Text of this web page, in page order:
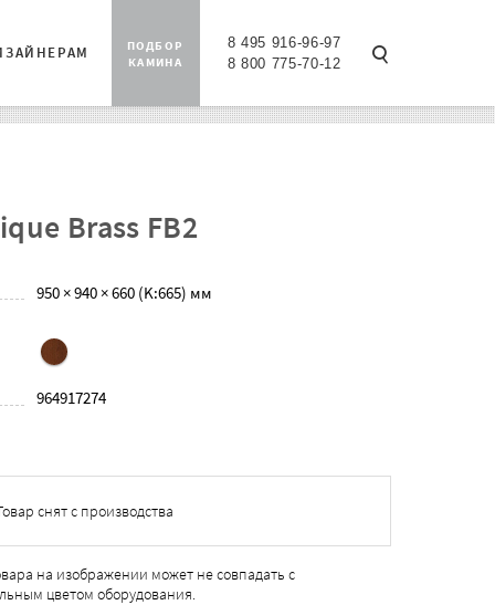
ПОДБОР
КАМИНА
8 495 916-96-97
8 800 775-70-12
Brass FB2
950 × 940 × 660 (K:665) мм
964917274
снят с производства
на изображении может не совпадать с
цветом оборудования.